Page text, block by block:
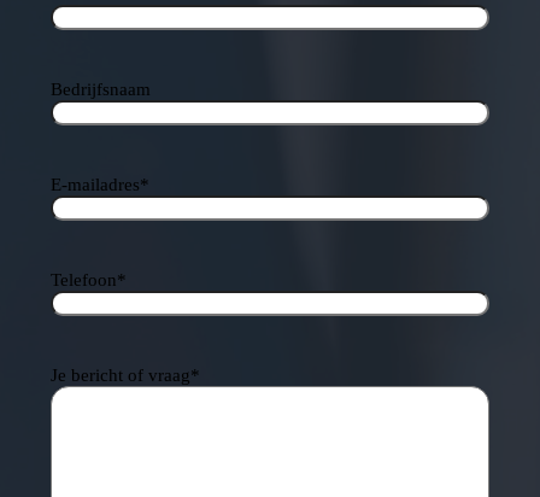
Bedrijfsnaam
E-mailadres*
Telefoon*
Je bericht of vraag*